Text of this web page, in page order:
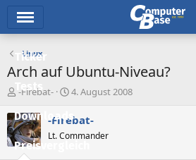
Ticker
Tests
Downloads
Preisvergleich
Linux
Arch auf Ubuntu-Niveau?
E
s
t
e
-Firebat-
E
s
e
4. August 2008
-Firebat-
Lt. Commander